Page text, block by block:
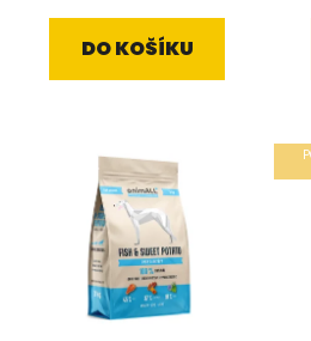
DO KOŠÍKU